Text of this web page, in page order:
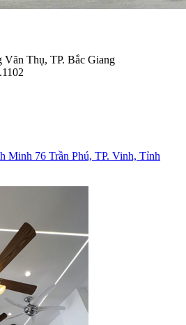
Thụ, TP. Bắc Giang
Minh 76 Trần Phú, TP. Vinh, Tỉnh